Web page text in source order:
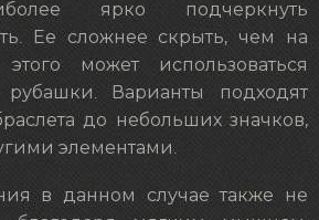
ярко подчеркнуть
Ее сложнее скрыть, чем на
может использоваться
Варианты подходят
до небольших значков,
элементами.
в данном случае также не